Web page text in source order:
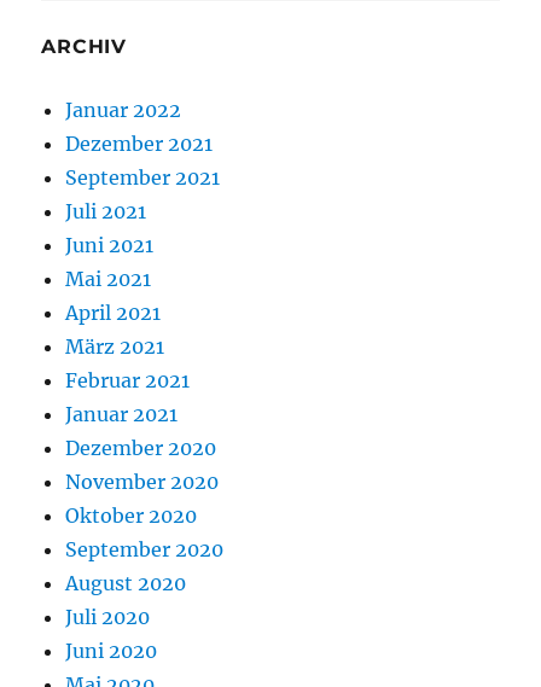
ARCHIV
Januar 2022
Dezember 2021
September 2021
Juli 2021
Juni 2021
Mai 2021
April 2021
März 2021
Februar 2021
Januar 2021
Dezember 2020
November 2020
Oktober 2020
September 2020
August 2020
Juli 2020
Juni 2020